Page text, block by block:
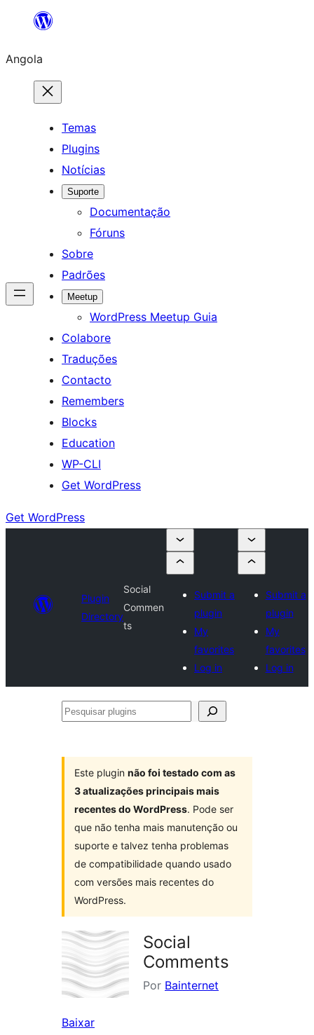
Saltar
o
conteúdo
Angola
Temas
Plugins
Notícias
Suporte
Documentação
Fóruns
Sobre
Padrões
Meetup
WordPress Meetup Guia
Colabore
Traduções
Contacto
Remembers
Blocks
Education
WP-CLI
Get WordPress
Get WordPress
Plugin
Directory
Social
Commen
ts
Submit a
plugin
My
favorites
Log in
Submit a
plugin
My
favorites
Log in
Pesquisar
Este plugin não foi testado com as
3 atualizações principais mais
recentes do WordPress. Pode ser
que não tenha mais manutenção ou
suporte e talvez tenha problemas
de compatibilidade quando usado
com versões mais recentes do
WordPress.
Social
Comments
Por Bainternet
Baixar